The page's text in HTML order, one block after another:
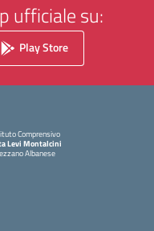
ufficiale su:
Play Store
Comprensivo
Levi Montalcini
Albanese
la pagina iniziale della scuola